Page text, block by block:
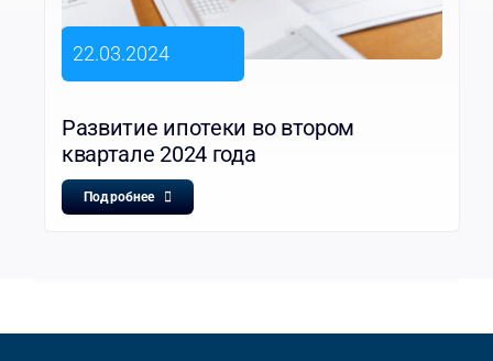
22.03.2024
Развитие ипотеки во втором
квартале 2024 года
Подробнее